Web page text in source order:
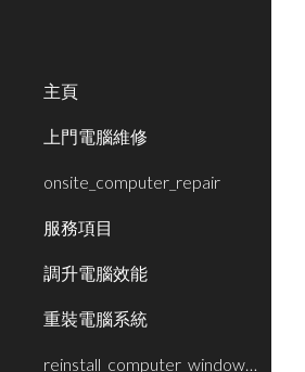
主頁
上門電腦維修
onsite_computer_repair
服務項目
調升電腦效能
重裝電腦系統